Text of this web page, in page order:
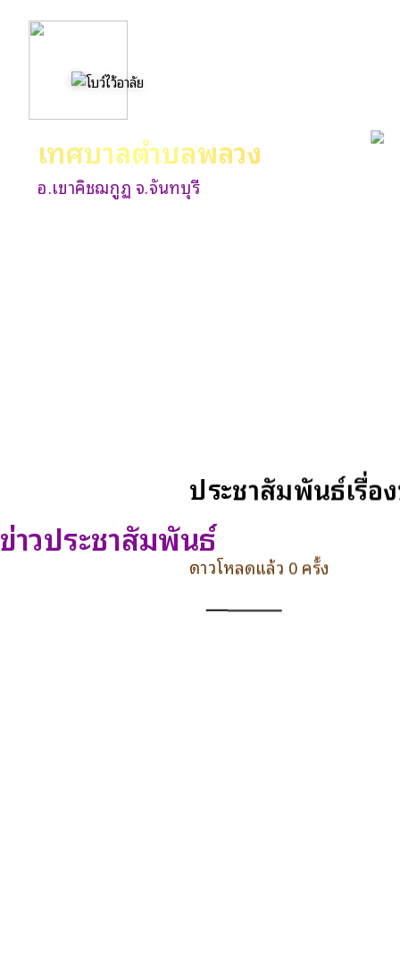
เทศบาลตำบลพลวง
อ.เขาคิชฌกูฏ จ.จันทบุรี
ข่าวประชาสัมพันธ์
ประชาสัมพันธ์เรื่อ
ดาวโหลดแล้ว 0 ครั้ง